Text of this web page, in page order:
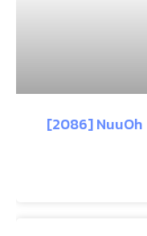
[2086] NuuOh